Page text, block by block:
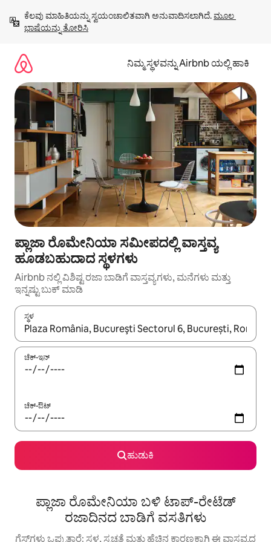
ಹೋಗಿ
ಕೆಲವು ಮಾಹಿತಿಯನ್ನು ಸ್ವಯಂಚಾಲಿತವಾಗಿ ಅನುವಾದಿಸಲಾಗಿದೆ. ಮೂಲ
ಭಾಷೆಯನ್ನು ತೋರಿಸಿ
ನಿಮ್ಮ ಸ್ಥಳವನ್ನು Airbnb ಯಲ್ಲಿ ಹಾಕಿ
ಪ್ಲಾಜಾ ರೊಮೇನಿಯಾ ಸಮೀಪದಲ್ಲಿ ವಾಸ್ತವ್ಯ
ಹೂಡಬಹುದಾದ ಸ್ಥಳಗಳು
Airbnb ನಲ್ಲಿ ವಿಶಿಷ್ಟ ರಜಾ ಬಾಡಿಗೆ ವಾಸ್ತವ್ಯಗಳು, ಮನೆಗಳು ಮತ್ತು
ಇನ್ನಷ್ಟು ಬುಕ್ ಮಾಡಿ
ಸ್ಥಳ
ಫಲಿತಾಂಶಗಳು ಲಭ್ಯವಿರುವಾಗ, ಅಪ್ ಮತ್ತು ಡೌನ್ ಬಾಣದ ಕೀಲಿಗಳೊಂದಿಗೆ
ಚೆಕ್-ಇನ್
ಚೆಕ್-ಔಟ್
ಹುಡುಕಿ
ಪ್ಲಾಜಾ ರೊಮೇನಿಯಾ ಬಳಿ ಟಾಪ್-ರೇಟೆಡ್
ರಜಾದಿನದ ಬಾಡಿಗೆ ವಸತಿಗಳು
ಗೆಸ್ಟ್‌ಗಳು ಒಪ್ಪುತ್ತಾರೆ: ಸ್ಥಳ, ಸ್ವಚ್ಛತೆ ಮತ್ತು ಹೆಚ್ಚಿನ ಕಾರಣಕ್ಕಾಗಿ ಈ ವಾಸ್ತವ್ಯದ